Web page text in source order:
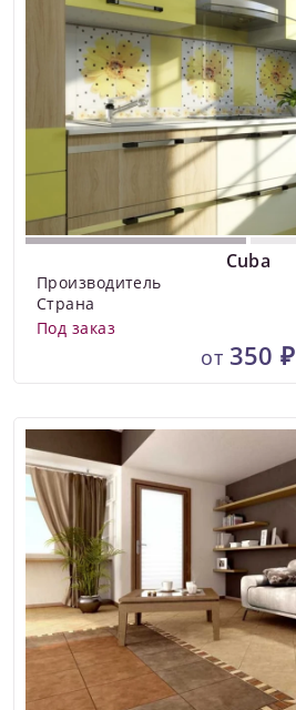
Cuba
Производитель
Страна
Под заказ
от 350 ₽